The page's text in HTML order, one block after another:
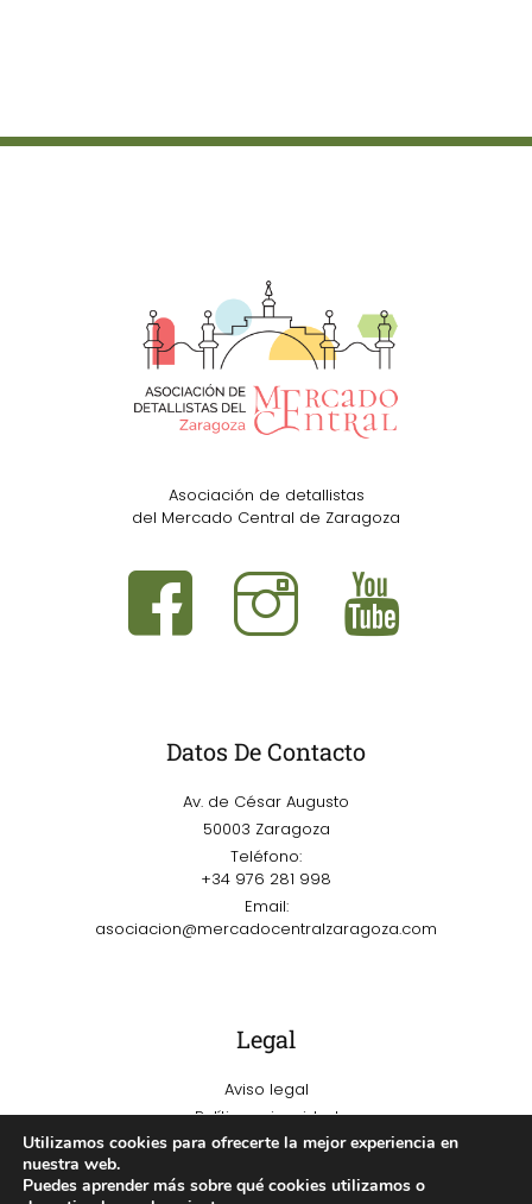
Asociación de detallistas
del Mercado Central de Zaragoza
Datos De Contacto
Av. de César Augusto
50003 Zaragoza
Teléfono:
+34 976 281 998
Email:
asociacion@mercadocentralzaragoza.com
Legal
Aviso legal
Política privacidad
Política de cookies
Utilizamos cookies para ofrecerte la mejor experiencia en
nuestra web.
Puedes aprender más sobre qué cookies utilizamos o